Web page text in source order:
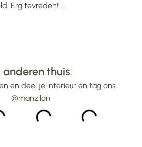
Erg tevreden!! ...
anderen thuis:
en deel je interieur en tag ons
@manzilon